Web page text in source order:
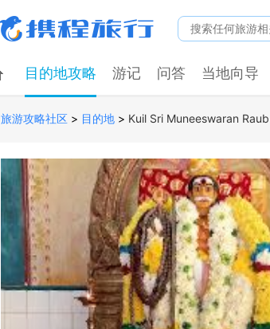
目的地攻略 游记 问答 当地向导
旅游攻略社区 > 目的地 > Kuil Sri Muneeswaran Raub